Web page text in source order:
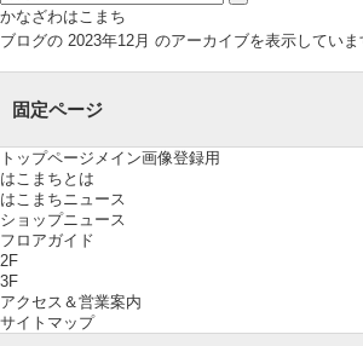
かなざわはこまち
ブログの 2023年12月 のアーカイブを表示していま
固定ページ
トップページメイン画像登録用
はこまちとは
はこまちニュース
ショップニュース
フロアガイド
2F
3F
アクセス＆営業案内
サイトマップ